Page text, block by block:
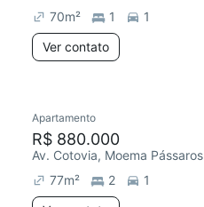
70m² 1
1
Ver contato
Apartamento
R$ 880.000
Av. Cotovia, Moema Pássaros
77m² 2
1